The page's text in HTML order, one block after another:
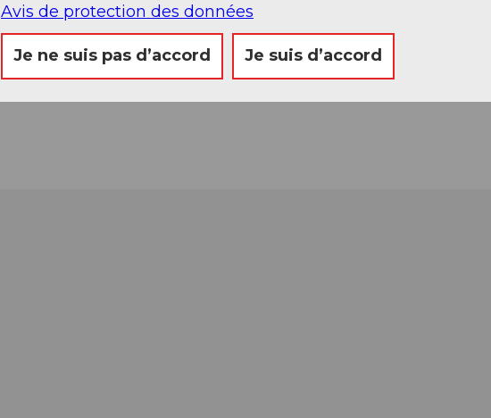
Avis de protection des données
Je ne suis pas d’accord Je suis d’accord